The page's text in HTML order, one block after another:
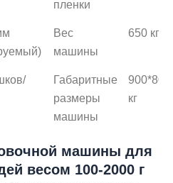
пленки
Вес
машины
650 кг
Габаритные
размеры
машины
кг
машины для
весом 100-2000 г